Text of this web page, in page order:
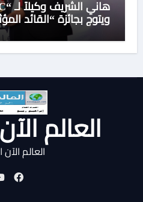
ويتوج بجائزة “القائد
العالم
العالم الآن